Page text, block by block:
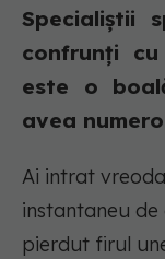
Specialiștii
confrunți
este o
avea
Ai intrat
instantaneu
pierdut firul